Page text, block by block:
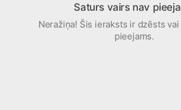
Saturs vairs nav
Neražiņa! Šis ieraksts ir dzēsts
pieejams.